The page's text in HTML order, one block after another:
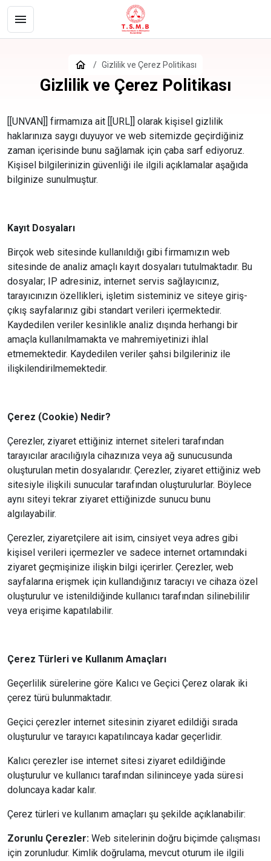
Gizlilik ve Çerez Politikası
Gizlilik ve Çerez Politikası
[[UNVAN]] firmamıza ait [[URL]] olarak kişisel gizlilik
haklarınıza saygı duyuyor ve web sitemizde geçirdiğiniz
zaman içerisinde bunu sağlamak için çaba sarf ediyoruz.
Kişisel bilgilerinizin güvenliği ile ilgili açıklamalar aşağıda
bilginize sunulmuştur.
Kayıt Dosyaları
Birçok web sitesinde kullanıldığı gibi firmamızın web
sitesinde de analiz amaçlı kayıt dosyaları tutulmaktadır. Bu
dosyalar; IP adresiniz, internet servis sağlayıcınız,
tarayıcınızın özellikleri, işletim sisteminiz ve siteye giriş-
çıkış sayfalarınız gibi standart verileri içermektedir.
Kaydedilen veriler kesinlikle analiz dışında herhangi bir
amaçla kullanılmamakta ve mahremiyetinizi ihlal
etmemektedir. Kaydedilen veriler şahsi bilgileriniz ile
ilişkilendirilmemektedir.
Çerez (Cookie) Nedir?
Çerezler, ziyaret ettiğiniz internet siteleri tarafından
tarayıcılar aracılığıyla cihazınıza veya ağ sunucusunda
oluşturulan metin dosyalarıdır. Çerezler, ziyaret ettiğiniz web
sitesiyle ilişkili sunucular tarafından oluşturulurlar. Böylece
aynı siteyi tekrar ziyaret ettiğinizde sunucu bunu
algılayabilir.
Çerezler, ziyaretçilere ait isim, cinsiyet veya adres gibi
kişisel verileri içermezler ve sadece internet ortamındaki
ziyaret geçmişinize ilişkin bilgi içerirler. Çerezler, web
sayfalarına erişmek için kullandığınız taracıyı ve cihaza özel
oluşturulur ve istenildiğinde kullanıcı tarafından silinebililir
veya erişime kapatılabilir.
Çerez Türleri ve Kullanım Amaçları
Geçerlilik sürelerine göre Kalıcı ve Geçici Çerez olarak iki
çerez türü bulunmaktadır.
Geçici çerezler internet sitesinin ziyaret edildiği sırada
oluşturulur ve tarayıcı kapatılıncaya kadar geçerlidir.
Kalıcı çerezler ise internet sitesi ziyaret edildiğinde
oluşturulur ve kullanıcı tarafından silininceye yada süresi
doluncaya kadar kalır.
Çerez türleri ve kullanım amaçları şu şekilde açıklanabilir:
Zorunlu Çerezler: Web sitelerinin doğru biçimde çalışması
için zorunludur. Kimlik doğrulama, mevcut oturum ile ilgili